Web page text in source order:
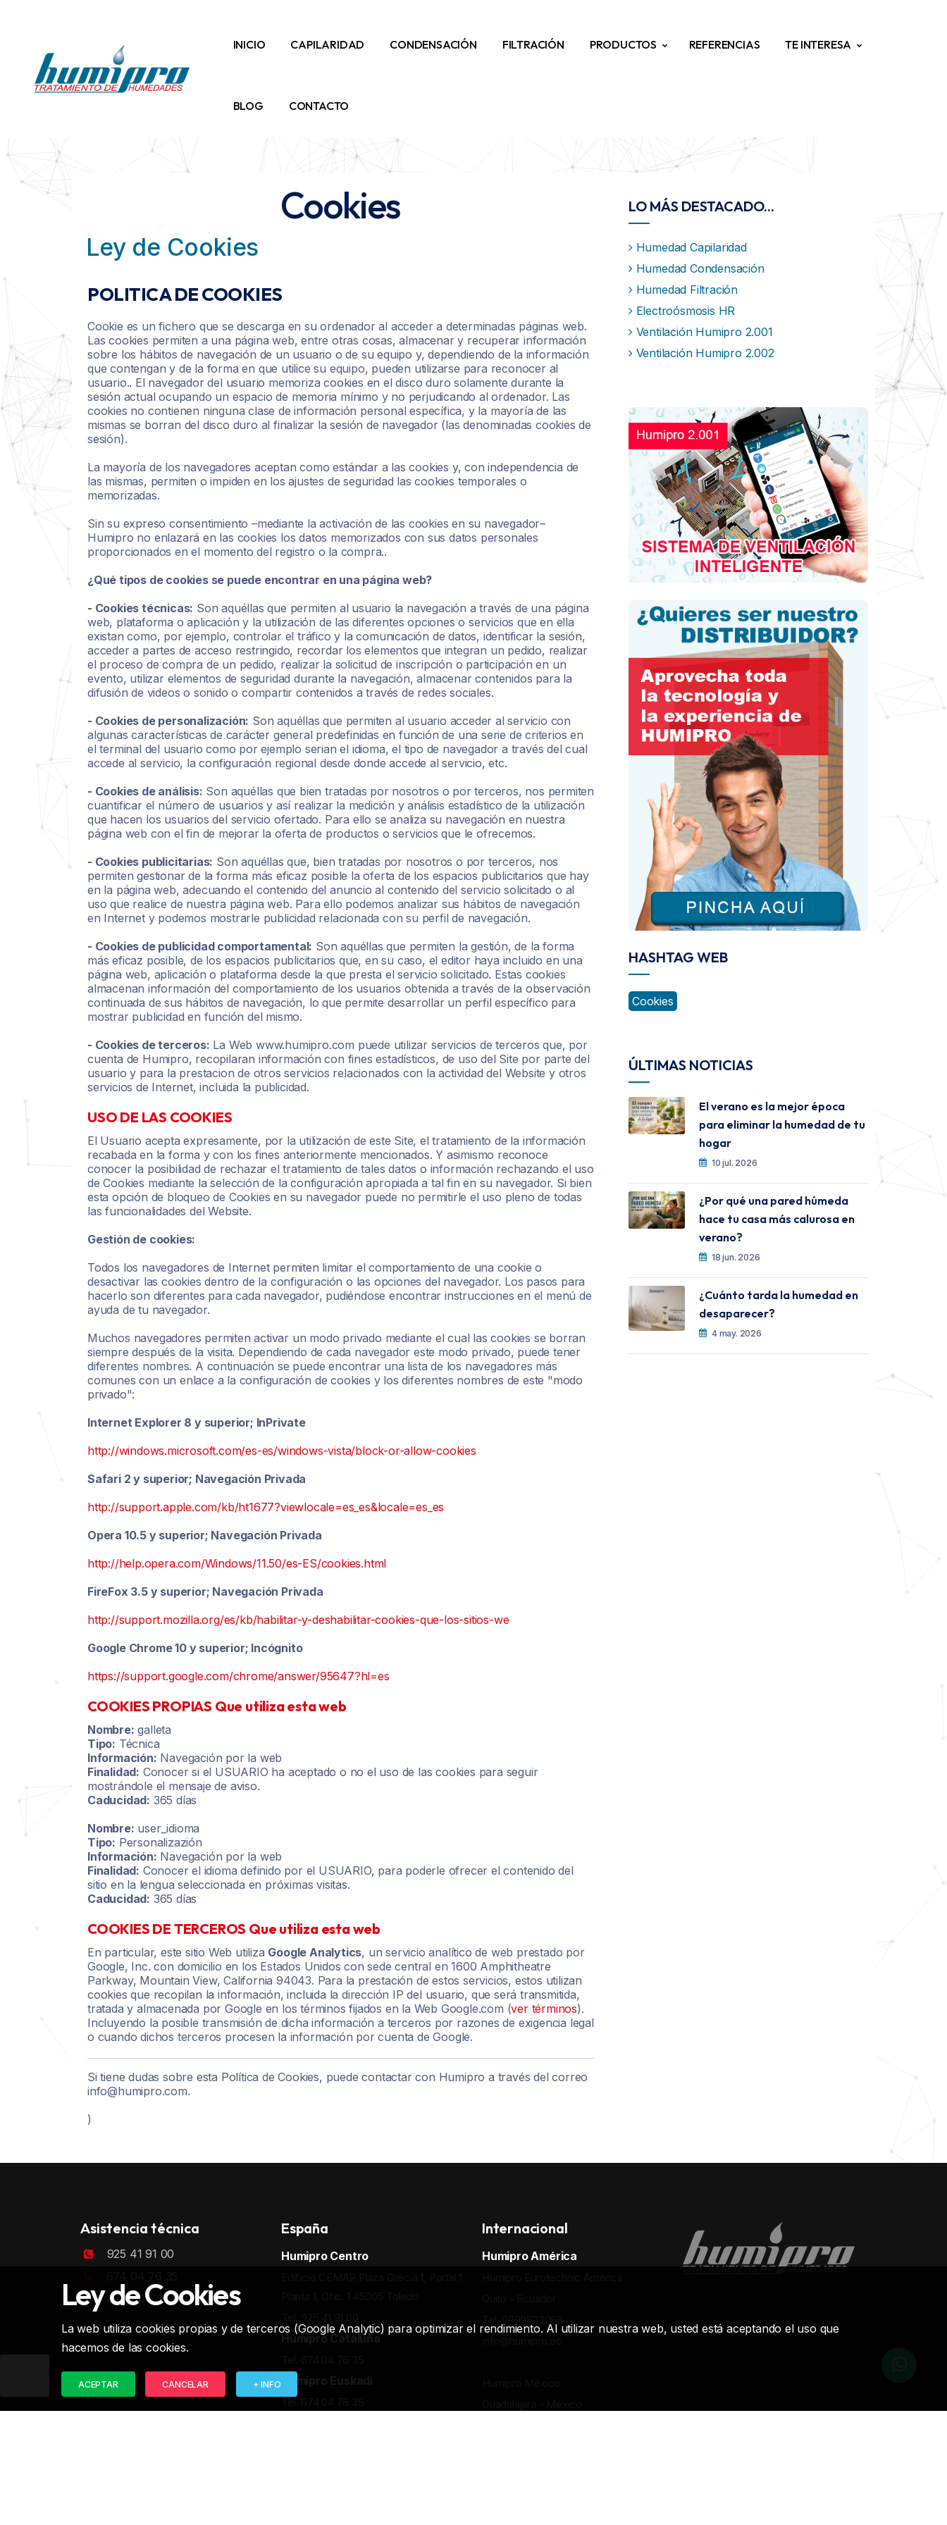
INICIO CAPILARIDAD CONDENSACIÓN FILTRACIÓN PRODUCTOS REFERENCIAS TE INTERESA
BLOG CONTACTO
Cookies
Ley de Cookies
POLITICA DE COOKIES
Cookie es un fichero que se descarga en su ordenador al acceder a determinadas páginas web.
Las cookies permiten a una página web, entre otras cosas, almacenar y recuperar información
sobre los hábitos de navegación de un usuario o de su equipo y, dependiendo de la información
que contengan y de la forma en que utilice su equipo, pueden utilizarse para reconocer al
usuario.. El navegador del usuario memoriza cookies en el disco duro solamente durante la
sesión actual ocupando un espacio de memoria mínimo y no perjudicando al ordenador. Las
cookies no contienen ninguna clase de información personal específica, y la mayoría de las
mismas se borran del disco duro al finalizar la sesión de navegador (las denominadas cookies de
sesión).
La mayoría de los navegadores aceptan como estándar a las cookies y, con independencia de
las mismas, permiten o impiden en los ajustes de seguridad las cookies temporales o
memorizadas.
Sin su expreso consentimiento –mediante la activación de las cookies en su navegador–
Humipro no enlazará en las cookies los datos memorizados con sus datos personales
proporcionados en el momento del registro o la compra..
¿Qué tipos de cookies se puede encontrar en una página web?
- Cookies técnicas: Son aquéllas que permiten al usuario la navegación a través de una página
web, plataforma o aplicación y la utilización de las diferentes opciones o servicios que en ella
existan como, por ejemplo, controlar el tráfico y la comunicación de datos, identificar la sesión,
acceder a partes de acceso restringido, recordar los elementos que integran un pedido, realizar
el proceso de compra de un pedido, realizar la solicitud de inscripción o participación en un
evento, utilizar elementos de seguridad durante la navegación, almacenar contenidos para la
difusión de videos o sonido o compartir contenidos a través de redes sociales.
- Cookies de personalización: Son aquéllas que permiten al usuario acceder al servicio con
algunas características de carácter general predefinidas en función de una serie de criterios en
el terminal del usuario como por ejemplo serian el idioma, el tipo de navegador a través del cual
accede al servicio, la configuración regional desde donde accede al servicio, etc.
- Cookies de análisis: Son aquéllas que bien tratadas por nosotros o por terceros, nos permiten
cuantificar el número de usuarios y así realizar la medición y análisis estadístico de la utilización
que hacen los usuarios del servicio ofertado. Para ello se analiza su navegación en nuestra
página web con el fin de mejorar la oferta de productos o servicios que le ofrecemos.
- Cookies publicitarias: Son aquéllas que, bien tratadas por nosotros o por terceros, nos
permiten gestionar de la forma más eficaz posible la oferta de los espacios publicitarios que hay
en la página web, adecuando el contenido del anuncio al contenido del servicio solicitado o al
uso que realice de nuestra página web. Para ello podemos analizar sus hábitos de navegación
en Internet y podemos mostrarle publicidad relacionada con su perfil de navegación.
- Cookies de publicidad comportamental: Son aquéllas que permiten la gestión, de la forma
más eficaz posible, de los espacios publicitarios que, en su caso, el editor haya incluido en una
página web, aplicación o plataforma desde la que presta el servicio solicitado. Estas cookies
almacenan información del comportamiento de los usuarios obtenida a través de la observación
continuada de sus hábitos de navegación, lo que permite desarrollar un perfil específico para
mostrar publicidad en función del mismo.
- Cookies de terceros: La Web www.humipro.com puede utilizar servicios de terceros que, por
cuenta de Humipro, recopilaran información con fines estadísticos, de uso del Site por parte del
usuario y para la prestacion de otros servicios relacionados con la actividad del Website y otros
servicios de Internet, incluida la publicidad.
USO DE LAS COOKIES
El Usuario acepta expresamente, por la utilización de este Site, el tratamiento de la información
recabada en la forma y con los fines anteriormente mencionados. Y asimismo reconoce
conocer la posibilidad de rechazar el tratamiento de tales datos o información rechazando el uso
de Cookies mediante la selección de la configuración apropiada a tal fin en su navegador. Si bien
esta opción de bloqueo de Cookies en su navegador puede no permitirle el uso pleno de todas
las funcionalidades del Website.
Gestión de cookies:
Todos los navegadores de Internet permiten limitar el comportamiento de una cookie o
desactivar las cookies dentro de la configuración o las opciones del navegador. Los pasos para
hacerlo son diferentes para cada navegador, pudiéndose encontrar instrucciones en el menú de
ayuda de tu navegador.
Muchos navegadores permiten activar un modo privado mediante el cual las cookies se borran
siempre después de la visita. Dependiendo de cada navegador este modo privado, puede tener
diferentes nombres. A continuación se puede encontrar una lista de los navegadores más
comunes con un enlace a la configuración de cookies y los diferentes nombres de este "modo
privado":
Internet Explorer 8 y superior; InPrivate
http://windows.microsoft.com/es-es/windows-vista/block-or-allow-cookies
Safari 2 y superior; Navegación Privada
http://support.apple.com/kb/ht1677?viewlocale=es_es&locale=es_es
Opera 10.5 y superior; Navegación Privada
http://help.opera.com/Windows/11.50/es-ES/cookies.html
FireFox 3.5 y superior; Navegación Privada
http://support.mozilla.org/es/kb/habilitar-y-deshabilitar-cookies-que-los-sitios-we
Google Chrome 10 y superior; Incógnito
https://support.google.com/chrome/answer/95647?hl=es
COOKIES PROPIAS Que utiliza esta web
Nombre: galleta
Tipo: Técnica
Información: Navegación por la web
Finalidad: Conocer si el USUARIO ha aceptado o no el uso de las cookies para seguir
mostrándole el mensaje de aviso.
Caducidad: 365 días
Nombre: user_idioma
Tipo: Personalizazión
Información: Navegación por la web
Finalidad: Conocer el idioma definido por el USUARIO, para poderle ofrecer el contenido del
sitio en la lengua seleccionada en próximas visitas.
Caducidad: 365 días
COOKIES DE TERCEROS Que utiliza esta web
En particular, este sitio Web utiliza Google Analytics, un servicio analítico de web prestado por
Google, Inc. con domicilio en los Estados Unidos con sede central en 1600 Amphitheatre
Parkway, Mountain View, California 94043. Para la prestación de estos servicios, estos utilizan
cookies que recopilan la información, incluida la dirección IP del usuario, que será transmitida,
tratada y almacenada por Google en los términos fijados en la Web Google.com (ver términos).
Incluyendo la posible transmisión de dicha información a terceros por razones de exigencia legal
o cuando dichos terceros procesen la información por cuenta de Google.
Si tiene dudas sobre esta Política de Cookies, puede contactar con Humipro a través del correo
info@humipro.com.
)
LO MÁS DESTACADO...
Humedad Capilaridad
Humedad Condensación
Humedad Filtración
Electroósmosis HR
Ventilación Humipro 2.001
Ventilación Humipro 2.002
HASHTAG WEB
Cookies
ÚLTIMAS NOTICIAS
El verano es la mejor época
para eliminar la humedad de tu
hogar
10 jul. 2026
¿Por qué una pared húmeda
hace tu casa más calurosa en
verano?
18 jun. 2026
¿Cuánto tarda la humedad en
desaparecer?
4 may. 2026
Asistencia técnica
925 41 91 00
674 04 76 35
España
Humipro Centro
Humipro Cataluña
Humipro Euskadi
Internacional
Humipro América
Ley de Cookies
La web utiliza cookies propias y de terceros (Google Analytic) para optimizar el rendimiento. Al utilizar nuestra web, usted está aceptando el uso que
hacemos de las cookies.
ACEPTAR CANCELAR + INFO